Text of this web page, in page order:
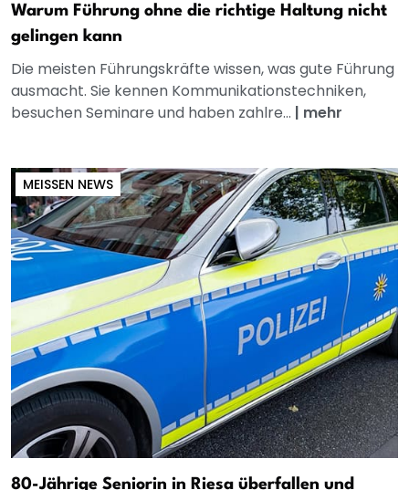
Warum Führung ohne die richtige Haltung nicht
gelingen kann
Die meisten Führungskräfte wissen, was gute Führung
ausmacht. Sie kennen Kommunikationstechniken,
besuchen Seminare und haben zahlre... | mehr
MEISSEN NEWS
80-Jährige Seniorin in Riesa überfallen und